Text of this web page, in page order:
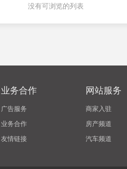
没有可浏览的列表
业务合作
广告服务
业务合作
友情链接
网站服务
商家入驻
房产频道
汽车频道